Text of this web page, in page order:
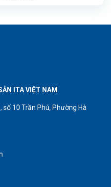
ITA VIỆT NAM
số 10 Trần Phú, Phường Hà